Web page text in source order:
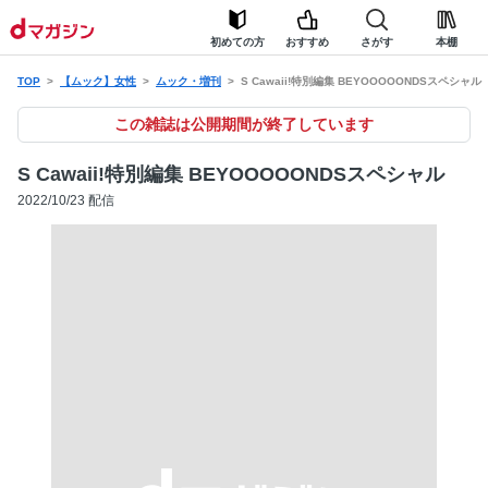
初めての方 おすすめ さがす 本棚
TOP 【ムック】女性 ムック・増刊 S Cawaii!特別編集 BEYOOOOONDSスペシャル
この雑誌は公開期間が終了しています
S Cawaii!特別編集 BEYOOOOONDSスペシャル
2022/10/23 配信